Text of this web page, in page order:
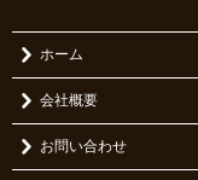
ホーム
会社概要
お問い合わせ